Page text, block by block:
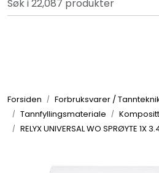
Skip to main content
Bli totalkunde og få en
Forsiden Forbruksvarer /
Tannfyllingsmateriale
RELYX UNIVERSAL WO SPRØYTE 1X
Småutstyr